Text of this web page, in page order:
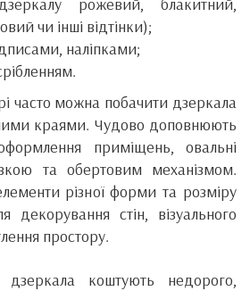
чи інші відтінки);
наліпками;
часто можна побачити дзеркала
краями. Чудово доповнюють
приміщень, овальні
та обертовим механізмом.
різної форми та розміру
декорування стін, візуального
простору.
дзеркала коштують недорого,